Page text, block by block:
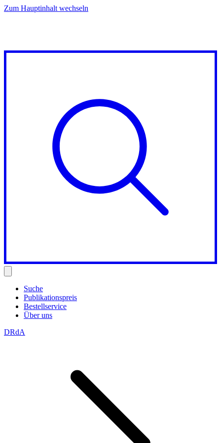
Zum Hauptinhalt wechseln
Suche
Publikationspreis
Bestellservice
Über uns
DRdA